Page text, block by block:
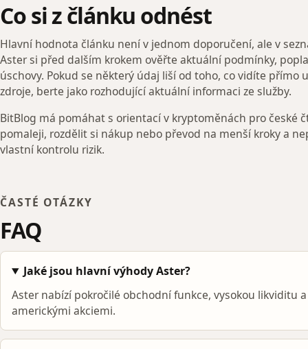
Co si z článku odnést
Hlavní hodnota článku není v jednom doporučení, ale v
Aster si před dalším krokem ověřte aktuální podmínky,
úschovy. Pokud se některý údaj liší od toho, co vidíte přímo
zdroje, berte jako rozhodující aktuální informaci ze služby.
BitBlog má pomáhat s orientací v kryptoměnách pro české
pomaleji, rozdělit si nákup nebo převod na menší kroky a
vlastní kontrolu rizik.
ČASTÉ OTÁZKY
FAQ
Jaké jsou hlavní výhody Aster?
Aster nabízí pokročilé obchodní funkce, vysokou likviditu
americkými akciemi.